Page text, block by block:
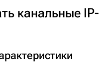
канальные IP-